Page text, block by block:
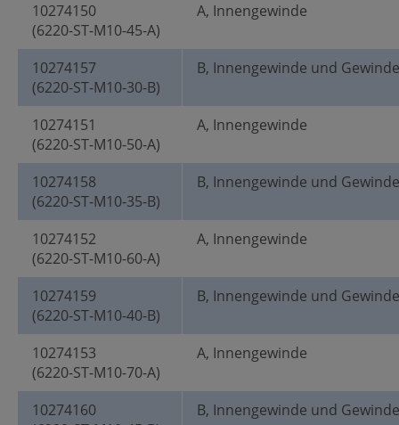
10274150
(6220-ST-M10-45-A)
A, Innengewinde
10274157
(6220-ST-M10-30-B)
B, Innengewinde und
10274151
(6220-ST-M10-50-A)
A, Innengewinde
10274158
(6220-ST-M10-35-B)
B, Innengewinde und
10274152
(6220-ST-M10-60-A)
A, Innengewinde
10274159
(6220-ST-M10-40-B)
B, Innengewinde und
10274153
(6220-ST-M10-70-A)
A, Innengewinde
10274160
B, Innengewinde und